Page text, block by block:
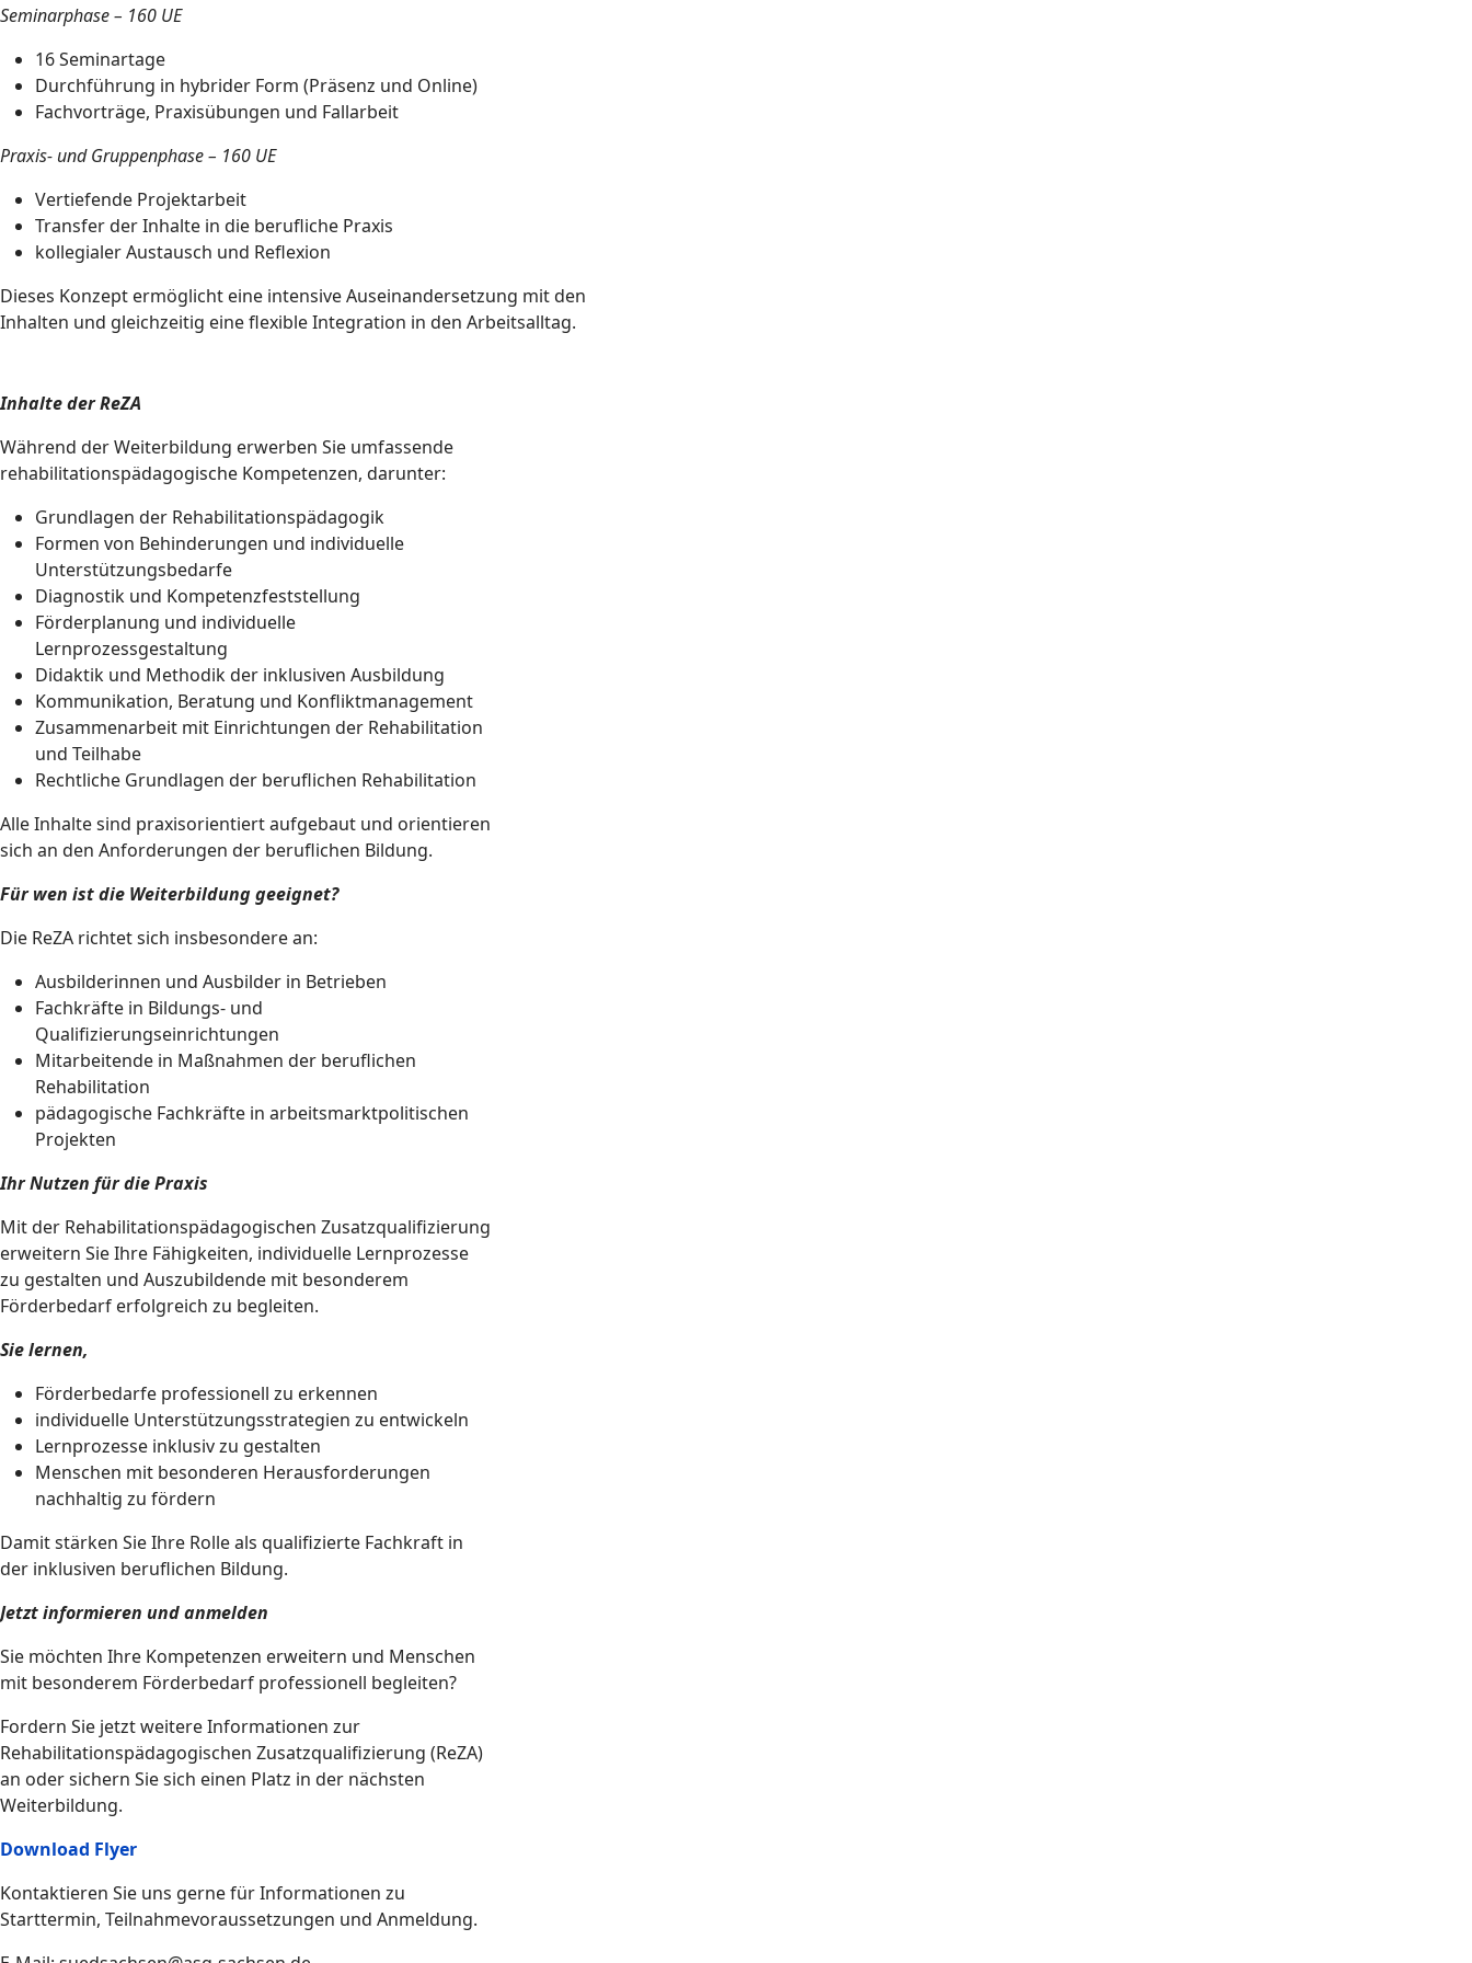
Seminarphase – 160 UE
16 Seminartage
Durchführung in hybrider Form (Präsenz und Online)
Fachvorträge, Praxisübungen und Fallarbeit
Praxis- und Gruppenphase – 160 UE
Vertiefende Projektarbeit
Transfer der Inhalte in die berufliche Praxis
kollegialer Austausch und Reflexion
Dieses Konzept ermöglicht eine intensive Auseinandersetzung mit den
Inhalten und gleichzeitig eine flexible Integration in den Arbeitsalltag.
Inhalte der ReZA
Während der Weiterbildung erwerben Sie umfassende
rehabilitationspädagogische Kompetenzen, darunter:
Grundlagen der Rehabilitationspädagogik
Formen von Behinderungen und individuelle
Unterstützungsbedarfe
Diagnostik und Kompetenzfeststellung
Förderplanung und individuelle
Lernprozessgestaltung
Didaktik und Methodik der inklusiven Ausbildung
Kommunikation, Beratung und Konfliktmanagement
Zusammenarbeit mit Einrichtungen der Rehabilitation
und Teilhabe
Rechtliche Grundlagen der beruflichen Rehabilitation
Alle Inhalte sind praxisorientiert aufgebaut und orientieren
sich an den Anforderungen der beruflichen Bildung.
Für wen ist die Weiterbildung geeignet?
Die ReZA richtet sich insbesondere an:
Ausbilderinnen und Ausbilder in Betrieben
Fachkräfte in Bildungs- und
Qualifizierungseinrichtungen
Mitarbeitende in Maßnahmen der beruflichen
Rehabilitation
pädagogische Fachkräfte in arbeitsmarktpolitischen
Projekten
Ihr Nutzen für die Praxis
Mit der Rehabilitationspädagogischen Zusatzqualifizierung
erweitern Sie Ihre Fähigkeiten, individuelle Lernprozesse
zu gestalten und Auszubildende mit besonderem
Förderbedarf erfolgreich zu begleiten.
Sie lernen,
Förderbedarfe professionell zu erkennen
individuelle Unterstützungsstrategien zu entwickeln
Lernprozesse inklusiv zu gestalten
Menschen mit besonderen Herausforderungen
nachhaltig zu fördern
Damit stärken Sie Ihre Rolle als qualifizierte Fachkraft in
der inklusiven beruflichen Bildung.
Jetzt informieren und anmelden
Sie möchten Ihre Kompetenzen erweitern und Menschen
mit besonderem Förderbedarf professionell begleiten?
Fordern Sie jetzt weitere Informationen zur
Rehabilitationspädagogischen Zusatzqualifizierung (ReZA)
an oder sichern Sie sich einen Platz in der nächsten
Weiterbildung.
Download Flyer
Kontaktieren Sie uns gerne für Informationen zu
Starttermin, Teilnahmevoraussetzungen und Anmeldung.